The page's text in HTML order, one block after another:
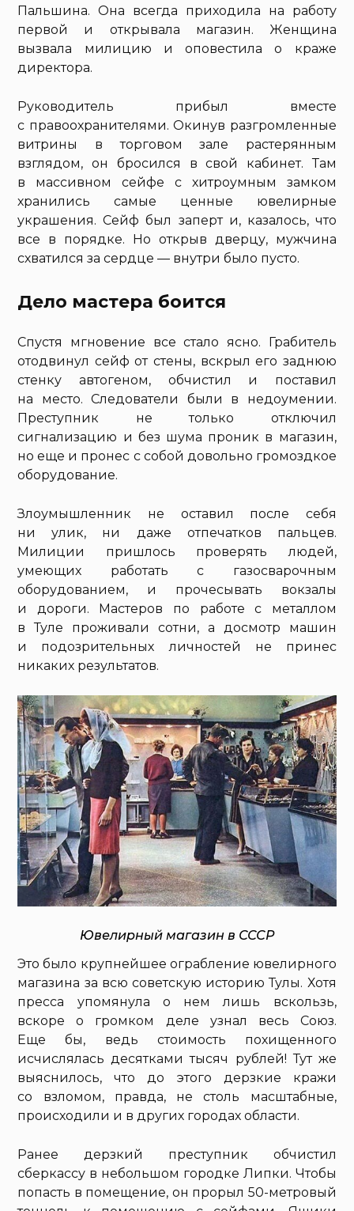
Пальшина. Она всегда приходила на работу
первой и открывала магазин. Женщина
вызвала милицию и оповестила о краже
директора.
Руководитель прибыл вместе
с правоохранителями. Окинув разгромленные
витрины в торговом зале растерянным
взглядом, он бросился в свой кабинет. Там
в массивном сейфе с хитроумным замком
хранились самые ценные ювелирные
украшения. Сейф был заперт и, казалось, что
все в порядке. Но открыв дверцу, мужчина
схватился за сердце — внутри было пусто.
Дело мастера боится
Спустя мгновение все стало ясно. Грабитель
отодвинул сейф от стены, вскрыл его заднюю
стенку автогеном, обчистил и поставил
на место. Следователи были в недоумении.
Преступник не только отключил
сигнализацию и без шума проник в магазин,
но еще и пронес с собой довольно громоздкое
оборудование.
Злоумышленник не оставил после себя
ни улик, ни даже отпечатков пальцев.
Милиции пришлось проверять людей,
умеющих работать с газосварочным
оборудованием, и прочесывать вокзалы
и дороги. Мастеров по работе с металлом
в Туле проживали сотни, а досмотр машин
и подозрительных личностей не принес
никаких результатов.
Ювелирный магазин в СССР
Это было крупнейшее ограбление ювелирного
магазина за всю советскую историю Тулы. Хотя
пресса упомянула о нем лишь вскользь,
вскоре о громком деле узнал весь Союз.
Еще бы, ведь стоимость похищенного
исчислялась десятками тысяч рублей! Тут же
выяснилось, что до этого дерзкие кражи
со взломом, правда, не столь масштабные,
происходили и в других городах области.
Ранее дерзкий преступник обчистил
сберкассу в небольшом городке Липки. Чтобы
попасть в помещение, он прорыл 50-метровый